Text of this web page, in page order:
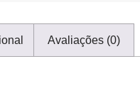
Avaliações (0)